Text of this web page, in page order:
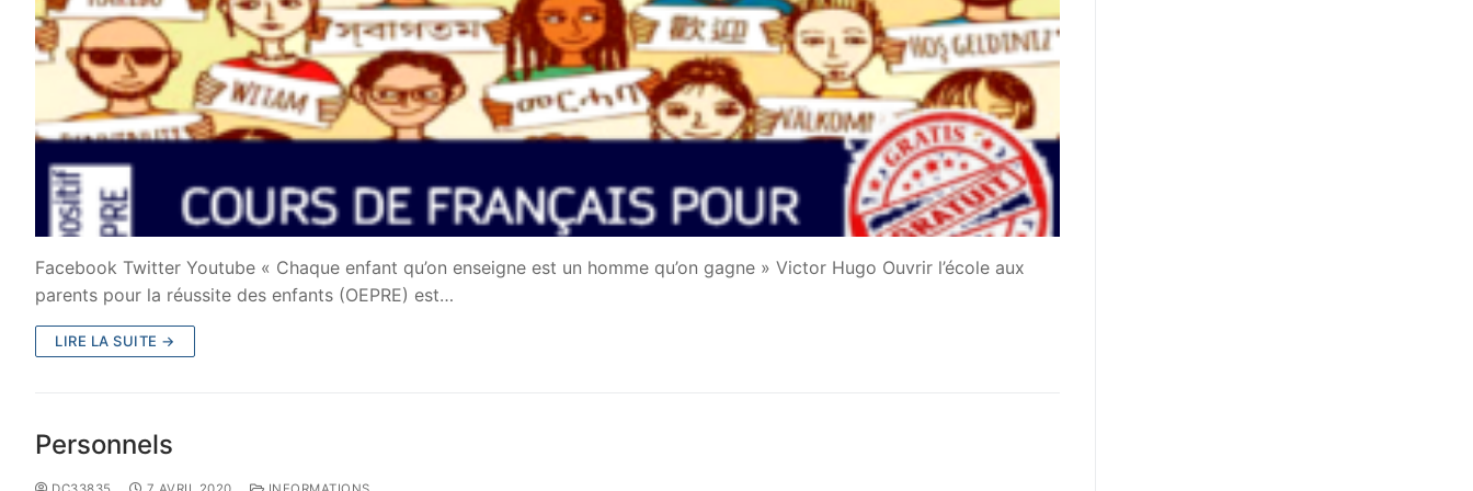
Facebook Twitter Youtube « Chaque enfant qu’on enseigne est un homme qu’on gagne » Victor Hugo Ouvrir l’école aux
parents pour la réussite des enfants (OEPRE) est…
LIRE LA SUITE →
Personnels